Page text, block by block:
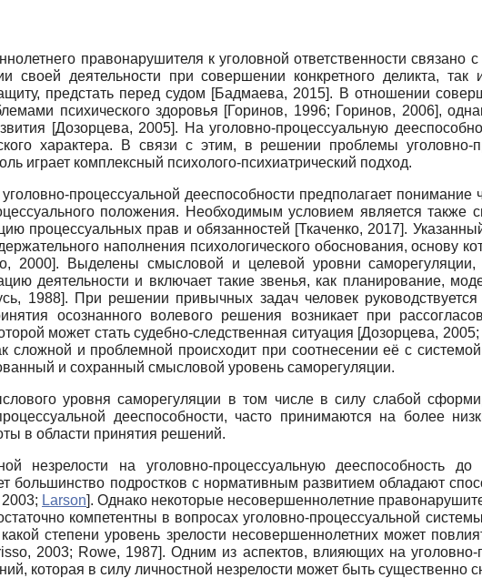
правонарушителя к уголовной ответственности связано
своей деятельности при совершении конкретного деликта, так
предстать перед судом [Бадмаева, 2015]. В отношении
психического здоровья [Горинов, 1996; Горинов, 2006],
[Дозорцева, 2005]. На уголовно-процессуальную
характера. В связи с этим, в решении проблемы уголовно-
играет комплексный психолого-психиатрический подход.
процессуальной дееспособности предполагает понимание
положения. Необходимым условием является также
процессуальных прав и обязанностей [Ткаченко, 2017].
наполнения психологического обоснования, основу
2000]. Выделены смысловой и целевой уровни саморегуляции,
деятельности и включает такие звенья, как планирование,
1988]. При решении привычных задач человек
осознанного волевого решения возникает при
может стать судебно-следственная ситуация [Дозорцева, 2005
сложной и проблемной происходит при соотнесении её с
и сохранный смысловой уровень саморегуляции.
уровня саморегуляции в том числе в силу слабой
дееспособности, часто принимаются на более
в области принятия решений.
незрелости на уголовно-процессуальную дееспособность
большинство подростков с нормативным развитием обладают
; Larson]. Однако некоторые несовершеннолетние
компетентны в вопросах уголовно-процессуальной
степени уровень зрелости несовершеннолетних может
2003; Rowe, 1987]. Одним из аспектов, влияющих на уголовно-
которая в силу личностной незрелости может быть существенно